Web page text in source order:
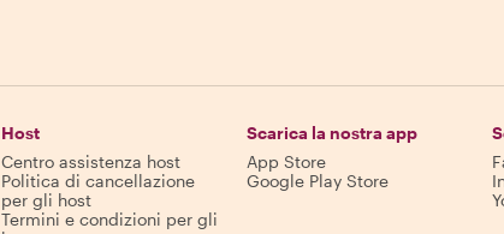
Host
Centro assistenza host
Politica di cancellazione
per gli host
Termini e condizioni per gli
Scarica la nostra app
App Store
Google Play Store